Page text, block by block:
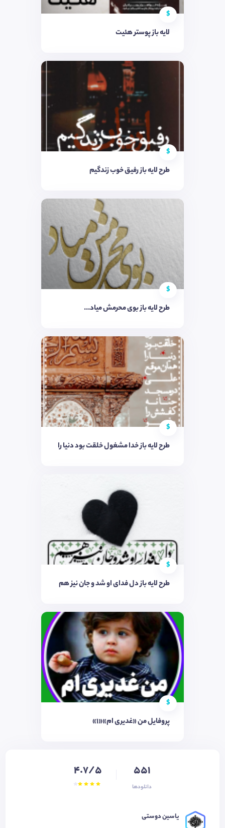
$
لایه باز پوستر هئیت
$
طرح لایه باز رفیق خوب زندگیم
$
طرح لایه باز بوی محرمش میاد...
$
طرح لایه باز خدا مشغول خلقت بود دنیا را
$
طرح لایه باز دل فدای او شد و جان نیز هم
$
پروفایل من «غدیری ام»«1»
551
دانلودها
4.7/5
یاسین دوستی